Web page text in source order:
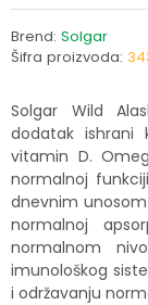
Brend: Solgar
Šifra proizvoda:
Solgar Wild
dodatak ishrani
vitamin D.
normalnoj
dnevnim unosom
normalnoj
normalnom
imunološkog
i održavanju